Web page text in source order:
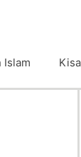
Islam